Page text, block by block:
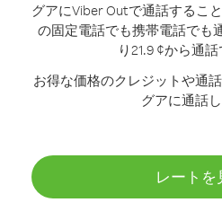
グアにViber Outで通話すること
の固定電話でも携帯電話でも
り21.9 ¢から通話
お得な価格のクレジットや通
グアに通話
レートを